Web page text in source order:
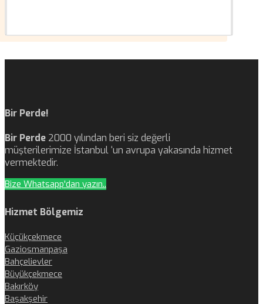
Bir Perde!
Bir Perde 2000 yılından beri siz değerli
müşterilerimize İstanbul ‘un avrupa yakasında hizmet
vermektedir.
Bize Whatsapp'dan yazın..
Hizmet Bölgemiz
Küçükçekmece
Gaziosmanpaşa
Bahçelievler
Büyükçekmece
Bakırköy
Başakşehir